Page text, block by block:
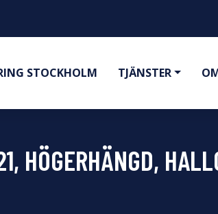
STOCKHOLM TJÄNSTER
HÖGERHÄNGD,